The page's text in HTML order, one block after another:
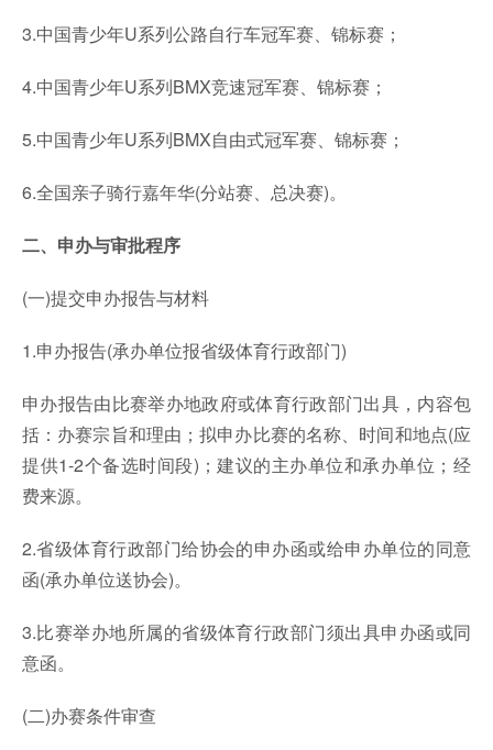
3.中国青少年U系列公路自行车冠军赛、锦标赛；
4.中国青少年U系列BMX竞速冠军赛、锦标赛；
5.中国青少年U系列BMX自由式冠军赛、锦标赛；
6.全国亲子骑行嘉年华(分站赛、总决赛)。
二、申办与审批程序
(一)提交申办报告与材料
1.申办报告(承办单位报省级体育行政部门)
申办报告由比赛举办地政府或体育行政部门出具，内容包
括：办赛宗旨和理由；拟申办比赛的名称、时间和地点(应
提供1-2个备选时间段)；建议的主办单位和承办单位；经
费来源。
2.省级体育行政部门给协会的申办函或给申办单位的同意
函(承办单位送协会)。
3.比赛举办地所属的省级体育行政部门须出具申办函或同
意函。
(二)办赛条件审查